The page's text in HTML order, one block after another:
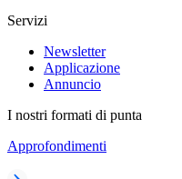
Servizi
Newsletter
Applicazione
Annuncio
I nostri formati di punta
Approfondimenti